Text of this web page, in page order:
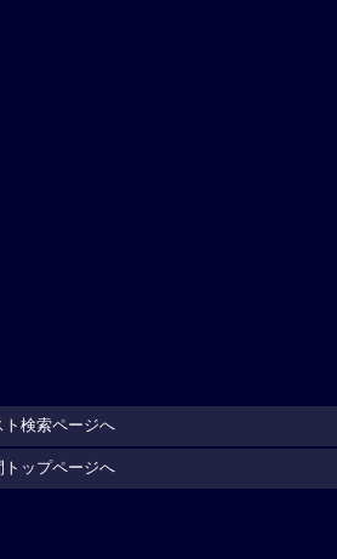
ト検索ページへ
トップページへ